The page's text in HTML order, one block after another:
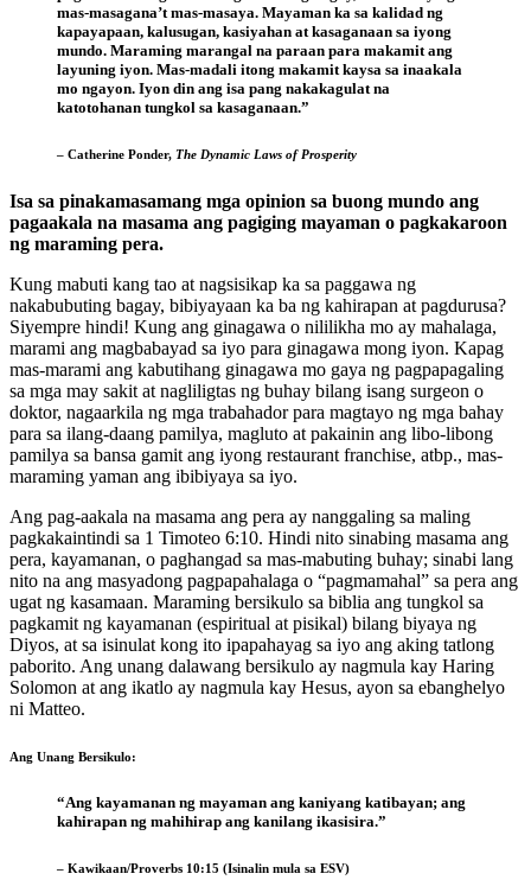
mas-masagana’t mas-masaya. Mayaman ka sa kalidad ng
kapayapaan, kalusugan, kasiyahan at kasaganaan sa iyong
mundo. Maraming marangal na paraan para makamit ang
layuning iyon. Mas-madali itong makamit kaysa sa inaakala
mo ngayon. Iyon din ang isa pang nakakagulat na
katotohanan tungkol sa kasaganaan.”
– Catherine Ponder, The Dynamic Laws of Prosperity
Isa sa pinakamasamang mga opinion sa buong mundo ang
pagaakala na masama ang pagiging mayaman o pagkakaroon
ng maraming pera.
Kung mabuti kang tao at nagsisikap ka sa paggawa ng
nakabubuting bagay, bibiyayaan ka ba ng kahirapan at pagdurusa?
Siyempre hindi! Kung ang ginagawa o nililikha mo ay mahalaga,
marami ang magbabayad sa iyo para ginagawa mong iyon. Kapag
mas-marami ang kabutihang ginagawa mo gaya ng pagpapagaling
sa mga may sakit at nagliligtas ng buhay bilang isang surgeon o
doktor, nagaarkila ng mga trabahador para magtayo ng mga bahay
para sa ilang-daang pamilya, magluto at pakainin ang libo-libong
pamilya sa bansa gamit ang iyong restaurant franchise, atbp., mas-
maraming yaman ang ibibiyaya sa iyo.
Ang pag-aakala na masama ang pera ay nanggaling sa maling
pagkakaintindi sa 1 Timoteo 6:10. Hindi nito sinabing masama ang
pera, kayamanan, o paghangad sa mas-mabuting buhay; sinabi lang
nito na ang masyadong pagpapahalaga o “pagmamahal” sa pera ang
ugat ng kasamaan. Maraming bersikulo sa biblia ang tungkol sa
pagkamit ng kayamanan (espiritual at pisikal) bilang biyaya ng
Diyos, at sa isinulat kong ito ipapahayag sa iyo ang aking tatlong
paborito. Ang unang dalawang bersikulo ay nagmula kay Haring
Solomon at ang ikatlo ay nagmula kay Hesus, ayon sa ebanghelyo
ni Matteo.
Ang Unang Bersikulo:
“Ang kayamanan ng mayaman ang kaniyang katibayan; ang
kahirapan ng mahihirap ang kanilang ikasisira.”
– Kawikaan/Proverbs 10:15 (Isinalin mula sa ESV)